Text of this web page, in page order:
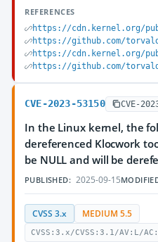
REFERENCES
https://cdn.kernel.org/
https://github.com/
https://cdn.kernel.org/
https://github.com/
CVE-2023-53150 CVE-
In the Linux kernel, the
dereferenced Klocwork
be NULL and will be
PUBLISHED: 2025-09-15
CVSS 3.x MEDIUM 5.5
CVSS:3.x/CVSS:3.1/AV:L/